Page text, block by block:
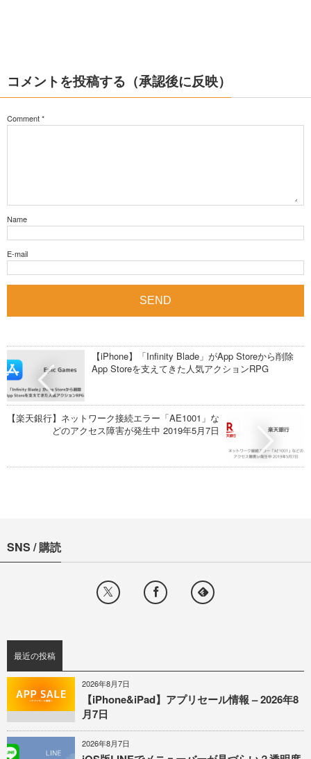
コメントを投稿する（承認後に反映）
Comment*
Name
E-mail
【iPhone】「Infinity Blade」がApp Storeから削除
App Storeを支えてきた人気アクションRPG
【楽天銀行】ネットワーク接続エラー「AE1001」な
どのアクセス障害が発生中 2019年5月7日
SNS / 購読
最近の投稿
2026年8月7日
【iPhone&iPad】アプリセール情報 – 2026年8
月7日
2026年8月7日